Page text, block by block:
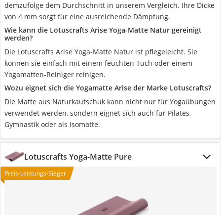
demzufolge dem Durchschnitt in unserem Vergleich. Ihre Dicke
von 4 mm sorgt für eine ausreichende Dämpfung.
Wie kann die Lotuscrafts Arise Yoga-Matte Natur gereinigt
werden?
Die Lotuscrafts Arise Yoga-Matte Natur ist pflegeleicht. Sie
können sie einfach mit einem feuchten Tuch oder einem
Yogamatten-Reiniger reinigen.
Wozu eignet sich die Yogamatte Arise der Marke Lotuscrafts?
Die Matte aus Naturkautschuk kann nicht nur für Yogaübungen
verwendet werden, sondern eignet sich auch für Pilates,
Gymnastik oder als Isomatte.
Lotuscrafts Yoga-Matte Pure
Preis-Leistungs-Sieger